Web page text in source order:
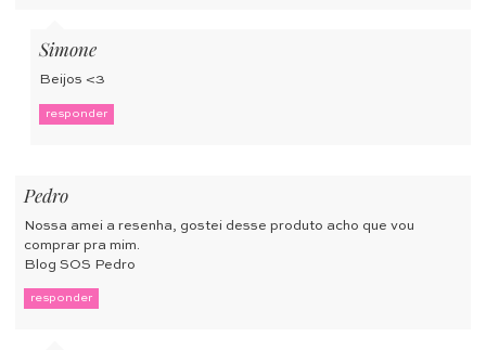
Simone
Beijos <3
responder
Pedro
Nossa amei a resenha, gostei desse produto acho que vou
comprar pra mim.
Blog SOS Pedro
responder